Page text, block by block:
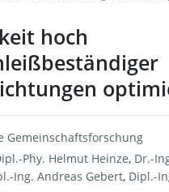
hoch
Gemeinschaftsforschung
Phy. Helmut Heinze, Dr.-
Ing. Andreas Gebert, Dipl.-